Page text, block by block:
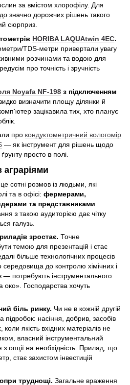
за вмістом хлорофілу. Для
значно дорожчих рішень такого
сюрприз.
HORIBA LAQUAtwin 4EC.
TDS-метри привертали увагу
розчинами та водою для
про точність і зручність
Noyafa NF-198 з підключенням
визначити площу ділянки й
зацікавила тих, хто планує
про кондуктометричний вологомір
— як інструмент для рішень щодо
просто в полі.
сотні розмов із людьми, які
та в офісі: фермерами,
та представниками
з такою аудиторією дає чітку
галузь.
зростає. Точне
темою для презентацій і стає
більше технологічних процесів
середовища до контролю хімічних і
— потребують інструментального
око». Господарства хочуть
біль ринку. Чи не в кожній другій
підробок: насіння, добрив, засобів
якість вхідних матеріалів не
власний інструментальний
опції на необхідність. Прилад, що
стає захистом інвестицій
труднощі. Загальне враження